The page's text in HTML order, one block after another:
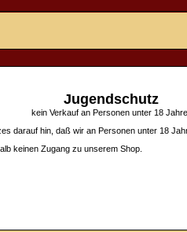
Jugendschutz
kein Verkauf an Personen unter 18
darauf hin, daß wir an Personen unter 18
keinen Zugang zu unserem Shop.